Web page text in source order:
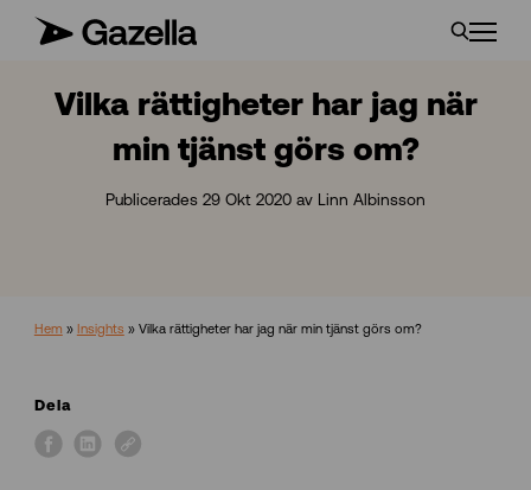
Vilka rättigheter har jag när
min tjänst görs om?
Publicerades 29 Okt 2020 av Linn Albinsson
Hem » Insights » Vilka rättigheter har jag när min tjänst görs om?
Dela